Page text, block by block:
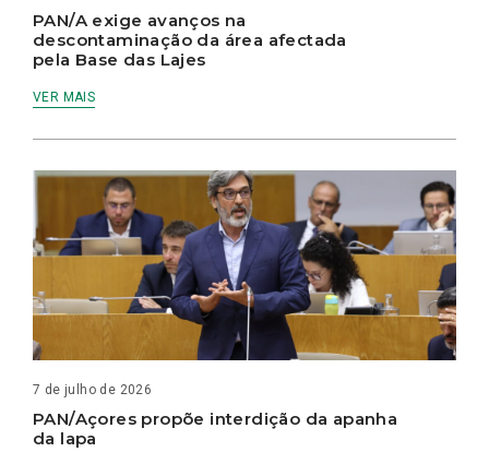
PAN/A exige avanços na
descontaminação da área afectada
pela Base das Lajes
VER MAIS
7 de julho de 2026
PAN/Açores propõe interdição da apanha
da lapa